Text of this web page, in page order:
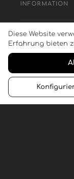
INFORMATION
SERVICE
Diese Website
Erfahrung bieten